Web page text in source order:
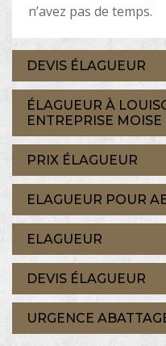
n’avez pas de temps.
DEVIS ÉLAGUEUR
ÉLAGUEUR À
ENTREPRISE MOISE
PRIX ÉLAGUEUR
ELAGUEUR POUR
ELAGUEUR
DEVIS ÉLAGUEUR
URGENCE